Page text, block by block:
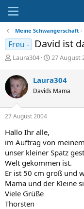
Meine Schwangerschaft
Freu - David ist
E
s
t
e
l
l
e
Laura304
E
t
e
l
27 August
Laura304
Davids Mama
27 August 2004
Hallo Ihr alle,
im Auftrag von
unser kleiner Spatz
Welt gekommen ist.
Er ist 50 cm groß und
Mama und der Kleine
Viele Grüße
Thorsten